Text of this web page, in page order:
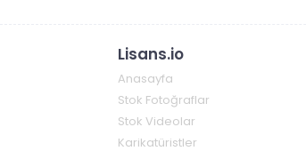
Lisans.io
Anasayfa
Stok Fotoğraflar
Stok Videolar
Karikatüristler